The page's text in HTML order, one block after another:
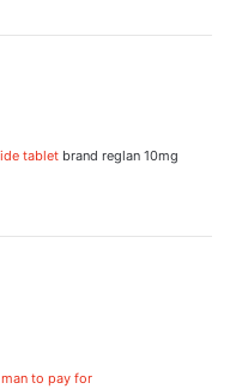
tablet brand reglan 10mg
to pay for